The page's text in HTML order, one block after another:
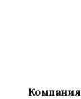
Компания